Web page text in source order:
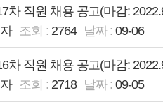
차 직원 채용 공고(마감:
2764 09-06
차 직원 채용 공고(마감:
2718 09-05